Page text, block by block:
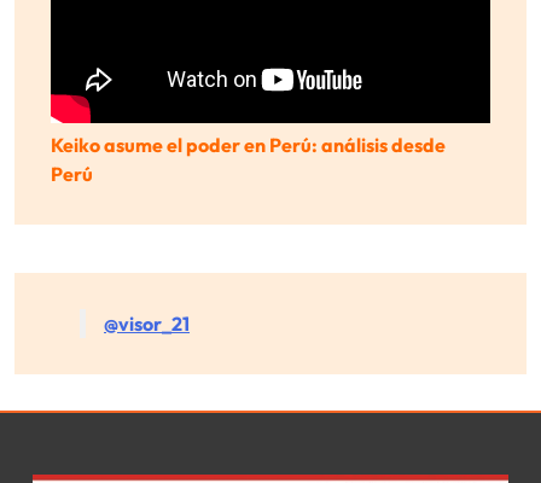
Keiko asume el poder en Perú: análisis desde
Perú
@visor_21